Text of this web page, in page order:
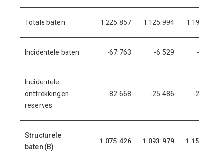
Totale baten 1.225.857 1.125.994 1.190.508
Incidentele baten -67.763 -6.529 -4.140
Incidentele
onttrekkingen
reserves
-82.668 -25.486 -28.819
Structurele
baten (B)
1.075.426 1.093.979 1.157.549